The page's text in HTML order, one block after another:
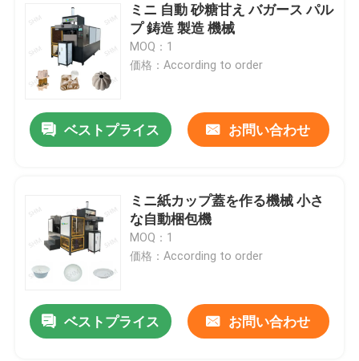
ミニ 自動 砂糖甘え バガース パル
プ 鋳造 製造 機械
MOQ：1
価格：According to order
ベストプライス お問い合わせ
ミニ紙カップ蓋を作る機械 小さ
な自動梱包機
MOQ：1
価格：According to order
ベストプライス お問い合わせ